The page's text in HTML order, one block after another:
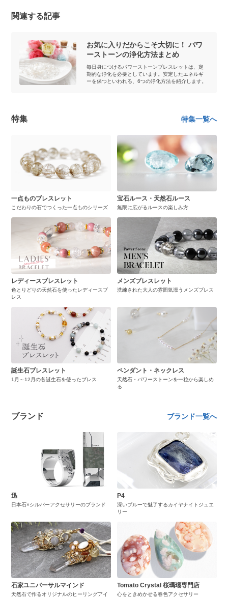
関連する記事
お気に入りだからこそ大切に！ パワ
ーストーンの浄化方法まとめ
毎日身につけるパワーストーンブレスレットは、定
期的な浄化を必要としています。安定したエネルギ
ーを保つといわれる、6つの浄化方法を紹介します。
特集 特集一覧へ
一点ものブレスレット
こだわりの石でつくった一点ものシリーズ
宝石ルース・天然石ルース
無限に広がるルースの楽しみ方
レディースブレスレット
色とりどりの天然石を使ったレディースブ
レス
メンズブレスレット
洗練された大人の雰囲気漂うメンズブレス
誕生石ブレスレット
1月～12月の各誕生石を使ったブレス
ペンダント・ネックレス
天然石・パワーストーンを一粒から楽しめ
る
ブランド ブランド一覧へ
迅
日本石×シルバーアクセサリーのブランド
P4
深いブルーで魅了するカイヤナイトジュエ
リー
石家ユニバーサルマインド
天然石で作るオリジナルのヒーリングアイ
Tomato Crystal 桜瑪瑙専門店
心をときめかせる春色アクセサリー